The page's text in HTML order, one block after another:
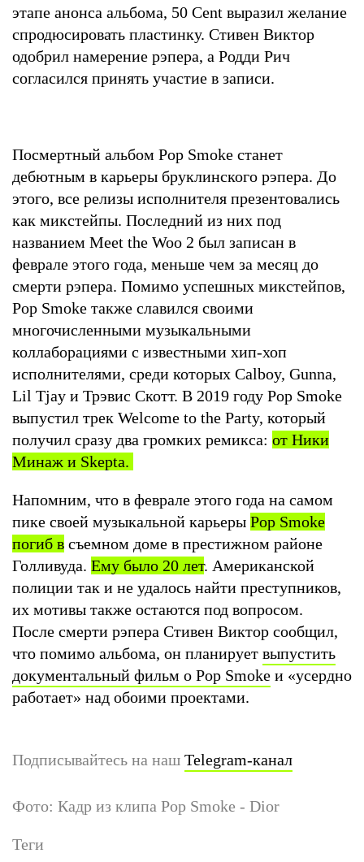
этапе анонса альбома, 50 Cent выразил желание
спродюсировать пластинку. Стивен Виктор
одобрил намерение рэпера, а Родди Рич
согласился принять участие в записи.
Посмертный альбом Pop Smoke станет
дебютным в карьеры бруклинского рэпера. До
этого, все релизы исполнителя презентовались
как микстейпы. Последний из них под
названием Meet the Woo 2 был записан в
феврале этого года, меньше чем за месяц до
смерти рэпера. Помимо успешных микстейпов,
Pop Smoke также славился своими
многочисленными музыкальными
коллаборациями с известными хип-хоп
исполнителями, среди которых Calboy, Gunna,
Lil Tjay и Трэвис Скотт. В 2019 году Pop Smoke
выпустил трек Welcome to the Party, который
получил сразу два громких ремикса: от Ники
Минаж и Skepta.
Напомним, что в феврале этого года на самом
пике своей музыкальной карьеры Pop Smoke
погиб в съемном доме в престижном районе
Голливуда. Ему было 20 лет. Американской
полиции так и не удалось найти преступников,
их мотивы также остаются под вопросом.
После смерти рэпера Стивен Виктор сообщил,
что помимо альбома, он планирует выпустить
документальный фильм о Pop Smoke и «усердно
работает» над обоими проектами.
Подписывайтесь на наш Telegram-канал
Фото: Кадр из клипа Pop Smoke - Dior
Теги